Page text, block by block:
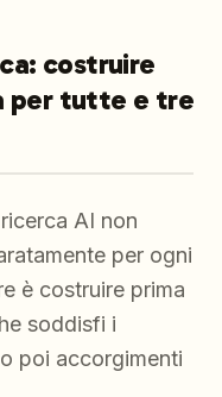
costruire
per tutte e tre
AI non
per ogni
è costruire prima
soddisfi i
poi accorgimenti